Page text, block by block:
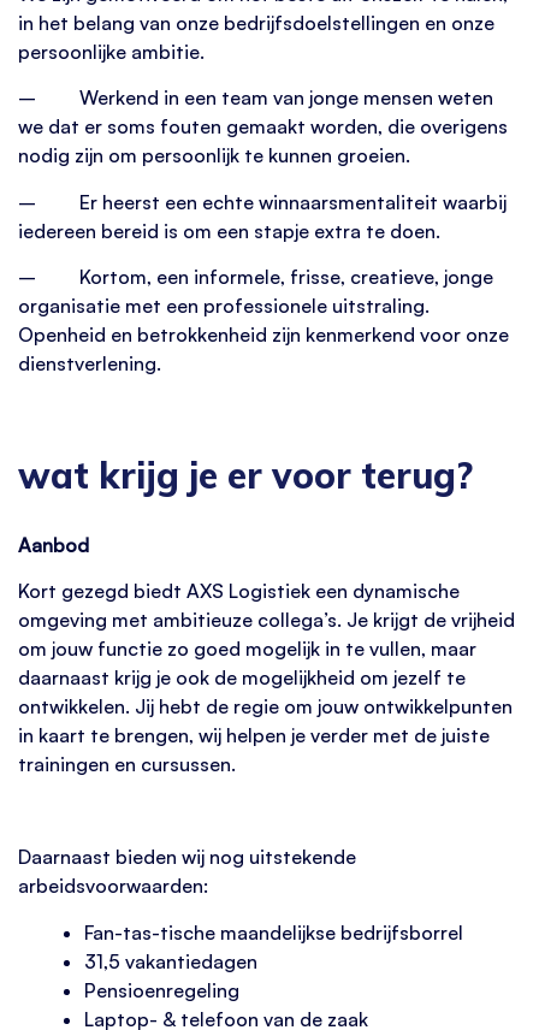
in het belang van onze bedrijfsdoelstellingen en onze
persoonlijke ambitie.
– Werkend in een team van jonge mensen weten
we dat er soms fouten gemaakt worden, die overigens
nodig zijn om persoonlijk te kunnen groeien.
– Er heerst een echte winnaarsmentaliteit waarbij
iedereen bereid is om een stapje extra te doen.
– Kortom, een informele, frisse, creatieve, jonge
organisatie met een professionele uitstraling.
Openheid en betrokkenheid zijn kenmerkend voor onze
dienstverlening.
wat krijg je er voor terug?
Aanbod
Kort gezegd biedt AXS Logistiek een dynamische
omgeving met ambitieuze collega’s. Je krijgt de vrijheid
om jouw functie zo goed mogelijk in te vullen, maar
daarnaast krijg je ook de mogelijkheid om jezelf te
ontwikkelen. Jij hebt de regie om jouw ontwikkelpunten
in kaart te brengen, wij helpen je verder met de juiste
trainingen en cursussen.
Daarnaast bieden wij nog uitstekende
arbeidsvoorwaarden:
Fan-tas-tische maandelijkse bedrijfsborrel
31,5 vakantiedagen
Pensioenregeling
Laptop- & telefoon van de zaak